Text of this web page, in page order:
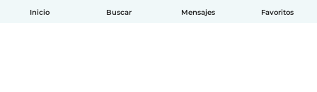
Inicio Buscar Mensajes Favoritos